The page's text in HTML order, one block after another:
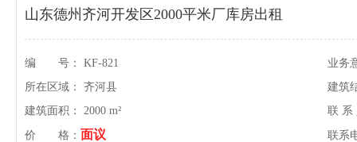
山东德州齐河开发区2000平米厂库房出租
编 号： KF-821
业务
所在区域： 齐河县
建筑
建筑面积： 2000 m²
联 系
价 格： 面议
联系